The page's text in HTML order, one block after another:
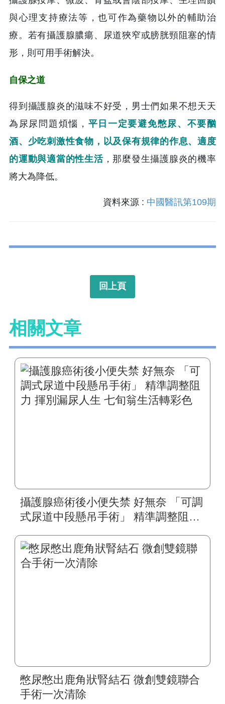
與心理支持療法等，也可作為藥物以外的輔助治
療。若有攝護腺膿瘍、尿道狹窄或膀胱頸阻塞的情
形，則可用手術解決。
自保之道
得到攝護腺炎的滋味不好受，男士們如果不想天天
為尿尿問題煩惱， 平日一定要避免憋尿、不要酗
酒、少吃刺激性食物，以及保有規律的作息、適度
的運動與適當的性生活，那麼發生攝護腺炎的機率
將大為降低。
資料來源 : 中國醫訊第109期
回上頁
相關文章
攝護腺癌術後小便失禁 好無奈 「可調
式尿道中段懸吊手術」 精準調整阻力
憋尿憋出鹿角狀腎結石 微創雙鏡聯合
手術一次清除